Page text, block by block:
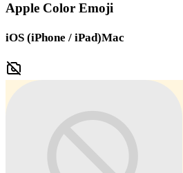
Apple Color Emoji
iOS (iPhone / iPad)Mac